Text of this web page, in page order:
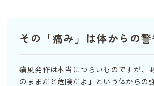
その「痛み」は体からの
痛風発作は本当につらいものですが、
のままだと危険だよ」という体からの